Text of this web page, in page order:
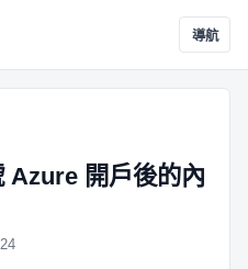
導航
Azure 開戶後的內